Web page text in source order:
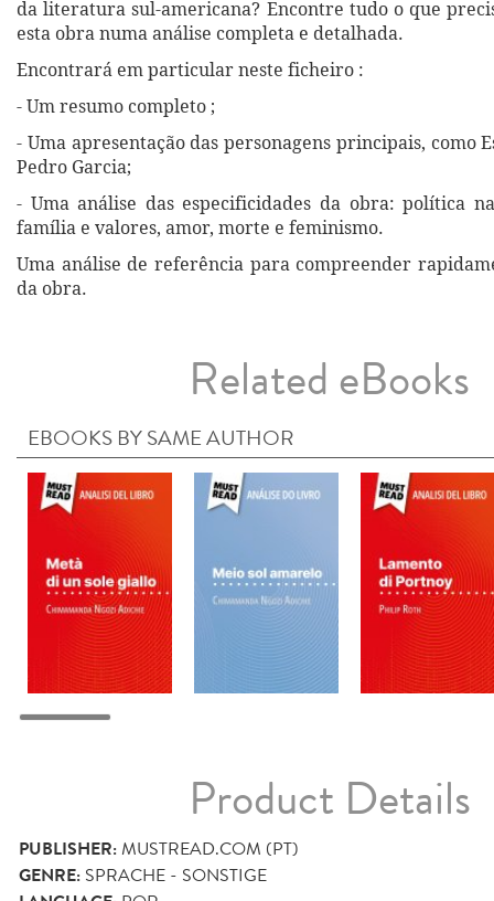
da literatura sul-americana? Encontre tudo o que
esta obra numa análise completa e detalhada.
Encontrará em particular neste ficheiro :
- Um resumo completo ;
- Uma apresentação das personagens principais, como
Pedro Garcia;
- Uma análise das especificidades da obra: política
família e valores, amor, morte e feminismo.
Uma análise de referência para compreender
da obra.
Related eBooks
EBOOKS BY SAME AUTHOR
Product Details
PUBLISHER:MUSTREAD.COM (PT)
GENRE: SPRACHE - SONSTIGE